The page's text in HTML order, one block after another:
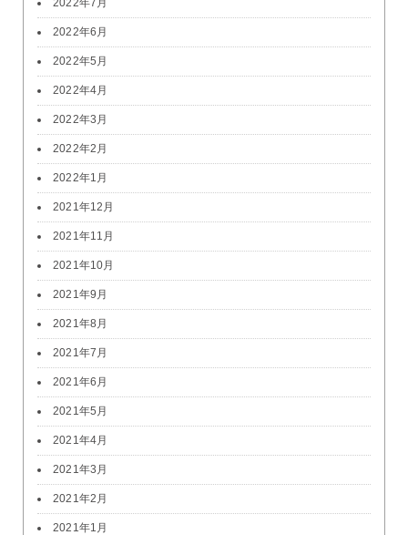
2022年7月
2022年6月
2022年5月
2022年4月
2022年3月
2022年2月
2022年1月
2021年12月
2021年11月
2021年10月
2021年9月
2021年8月
2021年7月
2021年6月
2021年5月
2021年4月
2021年3月
2021年2月
2021年1月